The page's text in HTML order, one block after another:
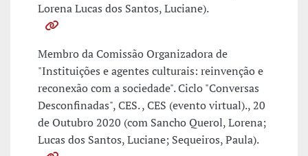
Lorena Lucas dos Santos, Luciane).
Membro da Comissão Organizadora de
"Instituições e agentes culturais: reinvenção e
reconexão com a sociedade". Ciclo "Conversas
Desconfinadas", CES. , CES (evento virtual)., 20
de Outubro 2020 (com Sancho Querol, Lorena;
Lucas dos Santos, Luciane; Sequeiros, Paula).